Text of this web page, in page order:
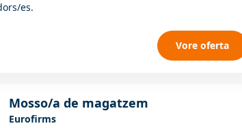
es.
Vore oferta
Mosso/a de magatzem
Eurofirms